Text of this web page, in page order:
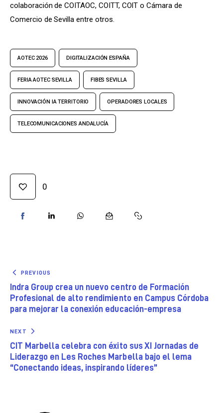
colaboración de COITAOC, COITT, COIT o Cámara de
Comercio de Sevilla entre otros.
AOTEC 2026 DIGITALIZACIÓN ESPAÑA
FERIA AOTEC SEVILLA FIBES SEVILLA
INNOVACIÓN IA TERRITORIO OPERADORES LOCALES
TELECOMUNICACIONES ANDALUCÍA
0
PREVIOUS
Indra Group crea un nuevo centro de Formación
Profesional de alto rendimiento en Campus Córdoba
para mejorar la conexión educación-empresa
NEXT
CIT Marbella celebra con éxito sus XI Jornadas de
Liderazgo en Les Roches Marbella bajo el lema
“Conectando ideas, inspirando líderes”